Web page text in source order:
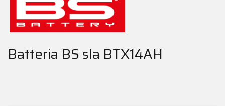
Batteria BS sla BTX14AH